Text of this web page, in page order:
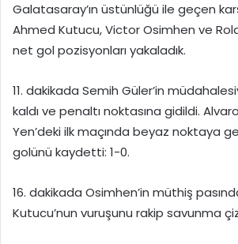
Galatasaray’ın üstünlüğü ile geçen
Ahmed Kutucu, Victor Osimhen ve
net gol pozisyonları yakaladık.
11. dakikada Semih Güler’in
kaldı ve penaltı noktasına gidildi.
Yen’deki ilk maçında beyaz noktaya
golünü kaydetti: 1-0.
16. dakikada Osimhen’in müthiş
Kutucu’nun vuruşunu rakip savunma